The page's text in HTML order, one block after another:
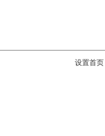
设置首页